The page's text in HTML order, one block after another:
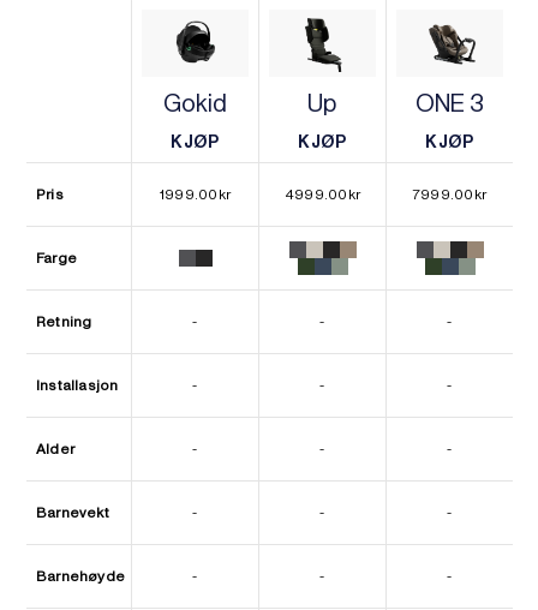
Gokid
KJØP
KJØP
Up
KJØP
KJØP
ONE 3
KJØP
KJØP
Pris 1999.00 kr 4999.00 kr 7999.00 kr
Farge
Retning - - -
Installasjon - - -
Alder - - -
Barnevekt - - -
Barnehøyde - - -